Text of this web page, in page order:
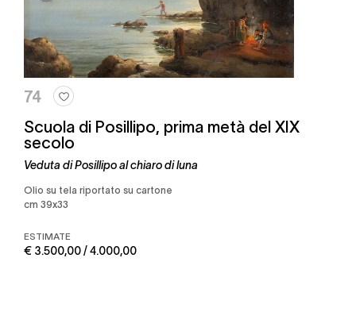
74
Scuola di Posillipo, prima metà del XIX
secolo
Veduta di Posillipo al chiaro di luna
olio su tela riportato su cartone
cm 39x33
ESTIMATE
€ 3.500,00 / 4.000,00